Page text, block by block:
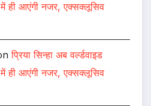
ही आएंगी नजर, एक्सक्लूसिव
प्रिया सिन्हा अब वर्ल्डवाइड
ही आएंगी नजर, एक्सक्लूसिव